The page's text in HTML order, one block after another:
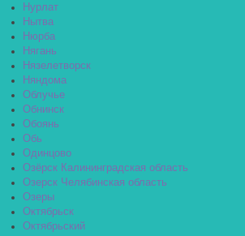
Нурлат
Нытва
Нюрба
Нягань
Нязелетворск
Няндома
Облучье
Обнинск
Обоянь
Обь
Одинцово
Озёрск Калининградская область
Озерск Челябинская область
Озеры
Октябрьск
Октябрьский